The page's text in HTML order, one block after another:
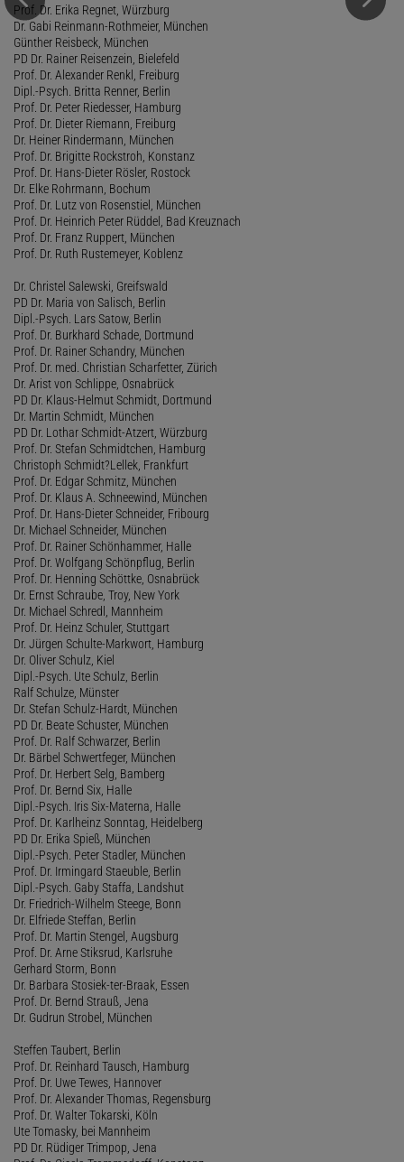
Prof. Dr. Erika Regnet, Würzburg
Dr. Gabi Reinmann-Rothmeier, München
Günther Reisbeck, München
PD Dr. Rainer Reisenzein, Bielefeld
Prof. Dr. Alexander Renkl, Freiburg
Dipl.-Psych. Britta Renner, Berlin
Prof. Dr. Peter Riedesser, Hamburg
Prof. Dr. Dieter Riemann, Freiburg
Dr. Heiner Rindermann, München
Prof. Dr. Brigitte Rockstroh, Konstanz
Prof. Dr. Hans-Dieter Rösler, Rostock
Dr. Elke Rohrmann, Bochum
Prof. Dr. Lutz von Rosenstiel, München
Prof. Dr. Heinrich Peter Rüddel, Bad Kreuznach
Prof. Dr. Franz Ruppert, München
Prof. Dr. Ruth Rustemeyer, Koblenz
Dr. Christel Salewski, Greifswald
PD Dr. Maria von Salisch, Berlin
Dipl.-Psych. Lars Satow, Berlin
Prof. Dr. Burkhard Schade, Dortmund
Prof. Dr. Rainer Schandry, München
Prof. Dr. med. Christian Scharfetter, Zürich
Dr. Arist von Schlippe, Osnabrück
PD Dr. Klaus-Helmut Schmidt, Dortmund
Dr. Martin Schmidt, München
PD Dr. Lothar Schmidt-Atzert, Würzburg
Prof. Dr. Stefan Schmidtchen, Hamburg
Christoph Schmidt?Lellek, Frankfurt
Prof. Dr. Edgar Schmitz, München
Prof. Dr. Klaus A. Schneewind, München
Prof. Dr. Hans-Dieter Schneider, Fribourg
Dr. Michael Schneider, München
Prof. Dr. Rainer Schönhammer, Halle
Prof. Dr. Wolfgang Schönpflug, Berlin
Prof. Dr. Henning Schöttke, Osnabrück
Dr. Ernst Schraube, Troy, New York
Dr. Michael Schredl, Mannheim
Prof. Dr. Heinz Schuler, Stuttgart
Dr. Jürgen Schulte-Markwort, Hamburg
Dr. Oliver Schulz, Kiel
Dipl.-Psych. Ute Schulz, Berlin
Ralf Schulze, Münster
Dr. Stefan Schulz-Hardt, München
PD Dr. Beate Schuster, München
Prof. Dr. Ralf Schwarzer, Berlin
Dr. Bärbel Schwertfeger, München
Prof. Dr. Herbert Selg, Bamberg
Prof. Dr. Bernd Six, Halle
Dipl.-Psych. Iris Six-Materna, Halle
Prof. Dr. Karlheinz Sonntag, Heidelberg
PD Dr. Erika Spieß, München
Dipl.-Psych. Peter Stadler, München
Prof. Dr. Irmingard Staeuble, Berlin
Dipl.-Psych. Gaby Staffa, Landshut
Dr. Friedrich-Wilhelm Steege, Bonn
Dr. Elfriede Steffan, Berlin
Prof. Dr. Martin Stengel, Augsburg
Prof. Dr. Arne Stiksrud, Karlsruhe
Gerhard Storm, Bonn
Dr. Barbara Stosiek-ter-Braak, Essen
Prof. Dr. Bernd Strauß, Jena
Dr. Gudrun Strobel, München
Steffen Taubert, Berlin
Prof. Dr. Reinhard Tausch, Hamburg
Prof. Dr. Uwe Tewes, Hannover
Prof. Dr. Alexander Thomas, Regensburg
Prof. Dr. Walter Tokarski, Köln
Ute Tomasky, bei Mannheim
PD Dr. Rüdiger Trimpop, Jena